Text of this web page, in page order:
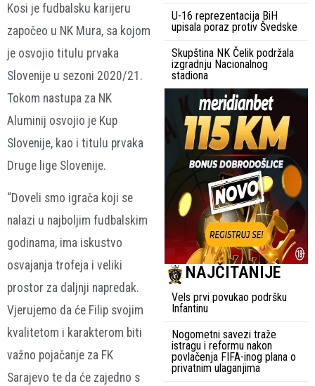
Kosi je fudbalsku karijeru
započeo u NK Mura, sa kojom
je osvojio titulu prvaka
Slovenije u sezoni 2020/21.
Tokom nastupa za NK
Aluminij osvojio je Kup
Slovenije, kao i titulu prvaka
Druge lige Slovenije.
“Doveli smo igrača koji se
nalazi u najboljim fudbalskim
godinama, ima iskustvo
osvajanja trofeja i veliki
prostor za daljnji napredak.
Vjerujemo da će Filip svojim
kvalitetom i karakterom biti
važno pojačanje za FK
Sarajevo te da će zajedno s
U-16 reprezentacija BiH
upisala poraz protiv Švedske
Skupština NK Čelik podržala
izgradnju Nacionalnog
stadiona
NAJČITANIJE
Vels prvi povukao podršku
Infantinu
Nogometni savezi traže
istragu i reformu nakon
povlačenja FIFA-inog plana o
privatnim ulaganjima